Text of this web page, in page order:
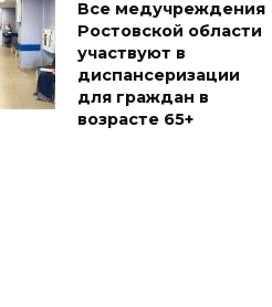
Все медучреждения
Ростовской области
участвуют в
диспансеризации
для граждан в
возрасте 65+